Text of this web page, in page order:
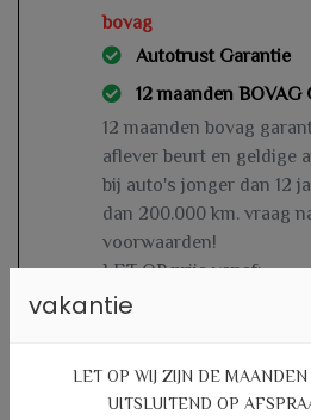
bovag
Autotrust Garantie
12 maanden BOVAG
12 maanden bovag
aflever beurt en geldige
bij auto's jonger dan 12
dan 200.000 km. vraag
voorwaarden!
LET OP prijs vanaf:
vakantie
LET OP WIJ ZIJN DE
UITSLUITEND OP